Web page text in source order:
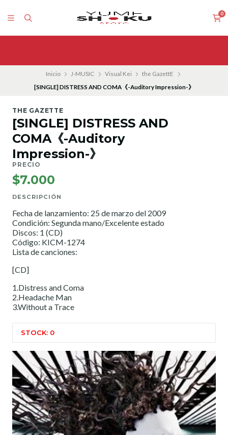
0
Inicio J-MUSIC Visual Kei
the GazettE
[SINGLE] DISTRESS AND COMA《-Auditory Impression-》
THE GAZETTE
[SINGLE] DISTRESS AND
COMA《-Auditory
Impression-》
PRECIO
$7.000
DESCRIPCIÓN
Fecha de lanzamiento: 25 de marzo del 2009
Condición: Segunda mano/Excelente estado
Discos: 1 (CD)
Código: KICM-1274
Lista de canciones:
[CD]
1.Distress and Coma
2.Headache Man
3.Without a Trace
STOCK: 0